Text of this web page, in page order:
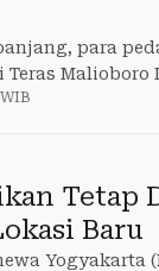
para
Malioboro
Tetap
Baru
Yogyakarta